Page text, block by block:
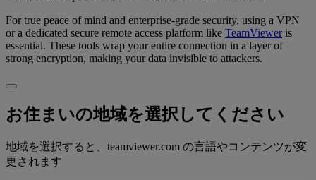
For true peace of mind and enterprise-grade security, using a VPN
or a dedicated secure remote access platform like TeamVieweris
essential. These tools wrap your entire connection in a layer of
strong encryption, making your data invisible to attackers.
お住まいの地域を選択してください
地域を選択すると、teamviewer.com の言語やコンテンツが変
更されます